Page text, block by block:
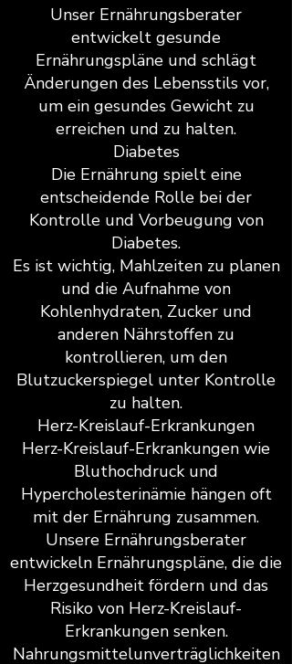
Unser Ernährungsberater
entwickelt gesunde
Ernährungspläne und schlägt
Änderungen des Lebensstils vor,
um ein gesundes Gewicht zu
erreichen und zu halten.
Diabetes
Die Ernährung spielt eine
entscheidende Rolle bei der
Kontrolle und Vorbeugung von
Diabetes.
Es ist wichtig, Mahlzeiten zu planen
und die Aufnahme von
Kohlenhydraten, Zucker und
anderen Nährstoffen zu
kontrollieren, um den
Blutzuckerspiegel unter Kontrolle
zu halten.
Herz-Kreislauf-Erkrankungen
Herz-Kreislauf-Erkrankungen wie
Bluthochdruck und
Hypercholesterinämie hängen oft
mit der Ernährung zusammen.
Unsere Ernährungsberater
entwickeln Ernährungspläne, die die
Herzgesundheit fördern und das
Risiko von Herz-Kreislauf-
Erkrankungen senken.
Nahrungsmittelunverträglichkeiten